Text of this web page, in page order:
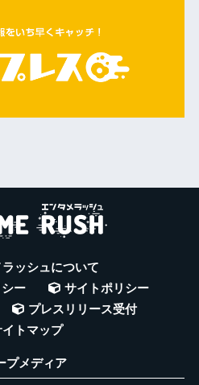
ッシュについて
ー
サイトポリシー
プレスリリース受付
イトマップ
プメディア